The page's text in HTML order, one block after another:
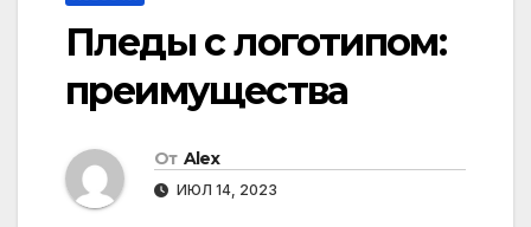
Пледы с логотипом:
преимущества
От Alex
ИЮЛ 14, 2023